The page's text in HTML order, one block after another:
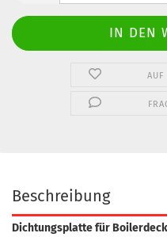
AUF
Beschreibung
Dichtungsplatte für